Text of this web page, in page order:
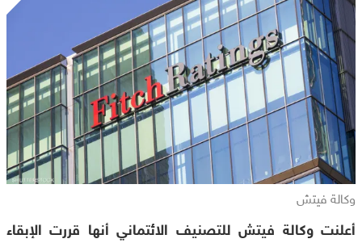
وكالة فيتش
أعلنت وكالة فيتش للتصنيف الائتماني أنها قررت الإبقاء